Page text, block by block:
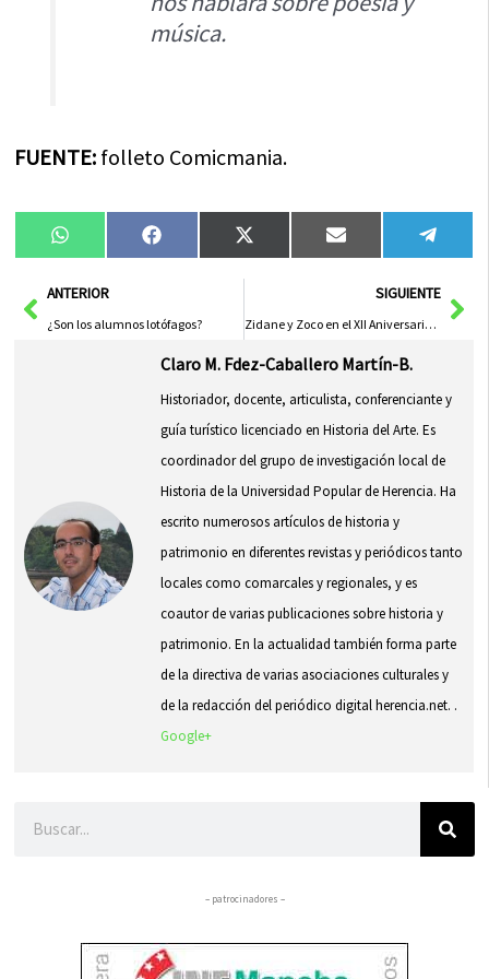
música.
FUENTE: folleto Comicmania.
Compartir
en
WhatsAppCompartir
en
FacebookCompartir
en
X
(Twitter)
Compartir
en
Email
en
AntANTERIOR
¿Son los alumnos lotófagos?
SIGUIENTE
Zidane y Zoco en el XII Aniversario de la Peña Madridista Herenciana
Claro M. Fdez-Caballero Martín-B.
Historiador, docente, articulista, conferenciante y
guía turístico licenciado en Historia del Arte. Es
coordinador del grupo de investigación local de
Historia de la Universidad Popular de Herencia. Ha
escrito numerosos artículos de historia y
patrimonio en diferentes revistas y periódicos tanto
locales como comarcales y regionales, y es
coautor de varias publicaciones sobre historia y
patrimonio. En la actualidad también forma parte
de la directiva de varias asociaciones culturales y
de la redacción del periódico digital herencia.net. .
Google+
– patrocinadores –